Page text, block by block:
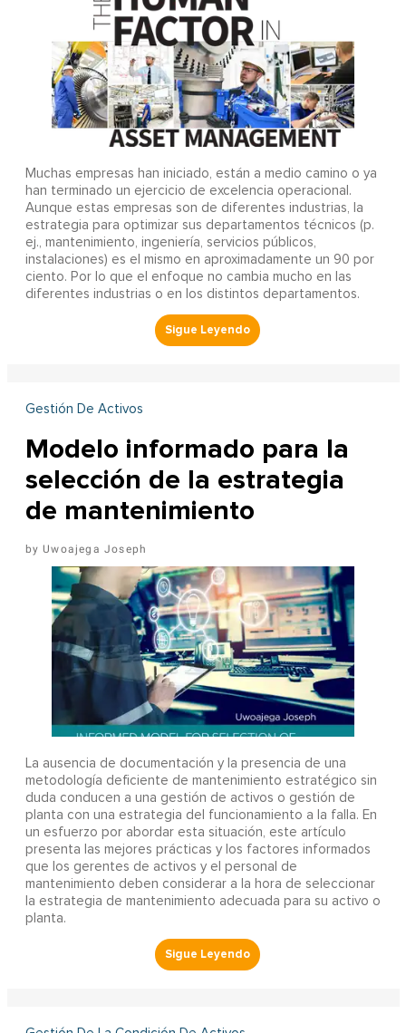
Muchas empresas han iniciado, están a medio camino o ya
han terminado un ejercicio de excelencia operacional.
Aunque estas empresas son de diferentes industrias, la
estrategia para optimizar sus departamentos técnicos (p.
ej., mantenimiento, ingeniería, servicios públicos,
instalaciones) es el mismo en aproximadamente un 90 por
ciento. Por lo que el enfoque no cambia mucho en las
diferentes industrias o en los distintos departamentos.
Gestión De Activos
Modelo informado para la
selección de la estrategia
de mantenimiento
Uwoajega Joseph
La ausencia de documentación y la presencia de una
metodología deficiente de mantenimiento estratégico sin
duda conducen a una gestión de activos o gestión de
planta con una estrategia del funcionamiento a la falla. En
un esfuerzo por abordar esta situación, este artículo
presenta las mejores prácticas y los factores informados
que los gerentes de activos y el personal de
mantenimiento deben considerar a la hora de seleccionar
la estrategia de mantenimiento adecuada para su activo o
planta.